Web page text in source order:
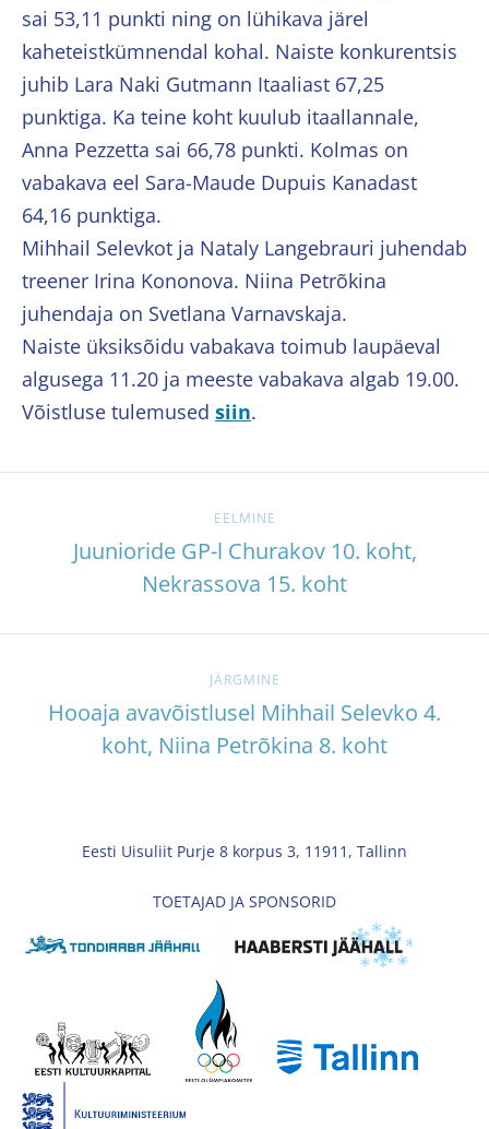
sai 53,11 punkti ning on lühikava järel
kaheteistkümnendal kohal. Naiste konkurentsis
juhib Lara Naki Gutmann Itaaliast 67,25
punktiga. Ka teine koht kuulub itaallannale,
Anna Pezzetta sai 66,78 punkti. Kolmas on
vabakava eel Sara-Maude Dupuis Kanadast
64,16 punktiga.
Mihhail Selevkot ja Nataly Langebrauri juhendab
treener Irina Kononova. Niina Petrõkina
juhendaja on Svetlana Varnavskaja.
Naiste üksiksõidu vabakava toimub laupäeval
algusega 11.20 ja meeste vabakava algab 19.00.
Võistluse tulemused siin.
EELMINE
Juunioride GP-l Churakov 10. koht,
Nekrassova 15. koht
JÄRGMINE
Hooaja avavõistlusel Mihhail Selevko 4.
koht, Niina Petrõkina 8. koht
Eesti Uisuliit Purje 8 korpus 3, 11911, Tallinn
TOETAJAD JA SPONSORID